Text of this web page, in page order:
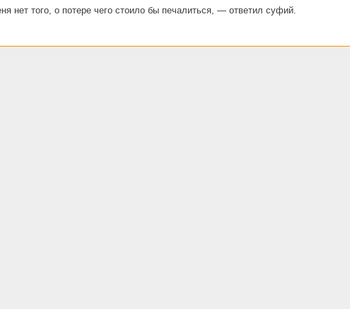
нет того, о потере чего стоило бы печалиться, — ответил суфий.